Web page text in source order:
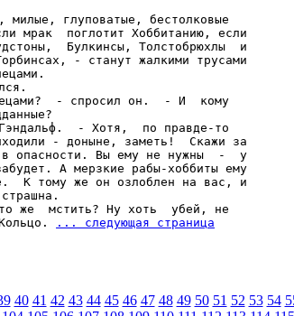
глуповатые, бестолковые
мрак  поглотит Хоббитанию, если
Булкинсы, Толстобрюхлы  и
- станут жалкими трусами
- спросил он.  - И  кому
- Хотя,  по правде-то
- доныне, заметь!  Скажи за
в опасности. Вы ему не нужны  -  у
А мерзкие рабы-хоббиты ему
К тому же он озлоблен на вас, и
же  мстить? Ну хоть  убей, не
... следующая страница
40 41 42 43 44 45 46 47 48 49 50 51 52 53 54